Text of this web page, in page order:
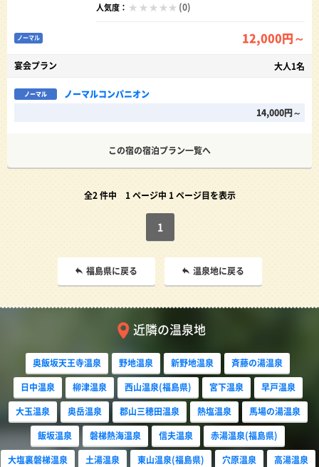
人気度：
(0)
ノーマル 12,000円～
宴会プラン 大人1名
ノーマル
ノーマルコンパニオン
14,000円～
この宿の宿泊プラン一覧へ
全2 件中 1 ページ中 1 ページ目を表示
1
福島県に戻る 温泉地に戻る
近隣の温泉地
奥飯坂天王寺温泉 野地温泉 新野地温泉
斉藤の湯温泉
日中温泉
柳津温泉 西山温泉(福島県) 宮下温泉
早戸温泉
大玉温泉
奥岳温泉 郡山三穂田温泉 熱塩温泉
馬場の湯温泉
飯坂温泉
磐梯熱海温泉 信夫温泉
赤湯温泉(福島県)
大塩裏磐梯温泉
土湯温泉 東山温泉(福島県) 穴原温泉
高湯温泉